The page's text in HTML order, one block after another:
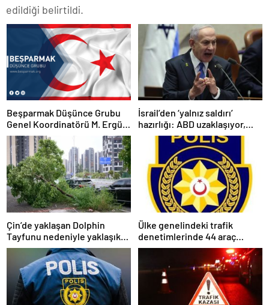
edildiği belirtildi.
Beşparmak Düşünce Grubu
Genel Koordinatörü M. Ergün
Olgun
İsrail’den ‘yalnız saldırı’
hazırlığı: ABD uzaklaşıyor,
savaş çığırtkanı Netanyahu
kana doymuyor
Çin’de yaklaşan Dolphin
Tayfunu nedeniyle yaklaşık
390 bin kişi tahliye edildi
Ülke genelindeki trafik
denetimlerinde 44 araç
trafikten men edildi, 6 sürücü